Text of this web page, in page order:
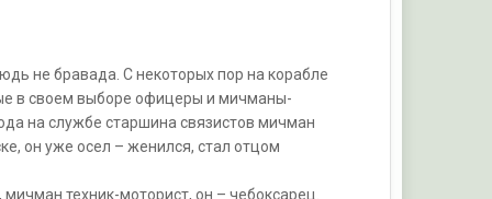
не бравада. С некоторых пор на корабле
в своем выборе офицеры и мичманы-
на службе старшина связистов мичман
он уже осел – женился, стал отцом
техник-моторист, он – чебоксарец.